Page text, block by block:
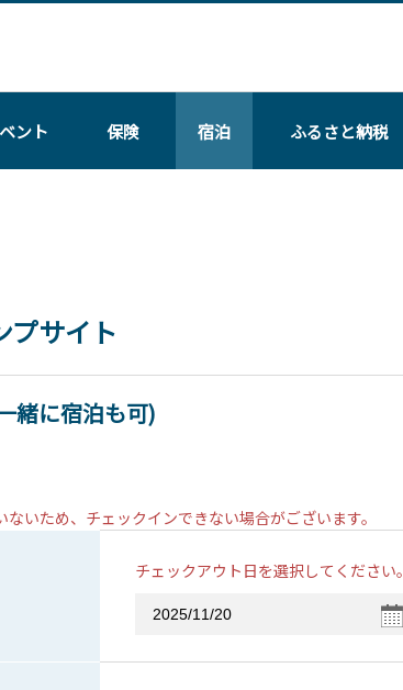
ント 保険 宿泊 ふるさと納税
プサイト
緒に宿泊も可)
いため、チェックインできない場合がございます。
チェックアウト日を選択してください。